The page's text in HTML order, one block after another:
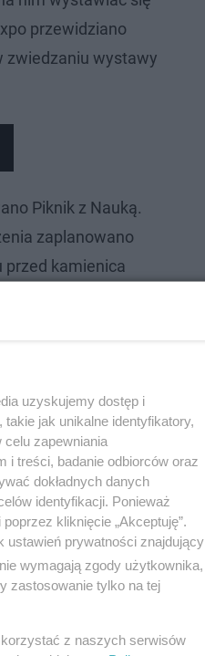
przewidziano
zwiedzaniu wystawy
Piknik z Nauką.
zaplanowano
przed kamienica
uzyskujemy dostęp i
jak unikalne identyfikatory,
celu zapewniania
i treści, badanie odbiorców oraz
dokładnych danych
identyfikacji. Ponieważ
kliknięcie „Akceptuję”.
ustawień prywatności znajdujący
wymagają zgody użytkownika,
zastosowanie tylko na tej
z naszych serwisów